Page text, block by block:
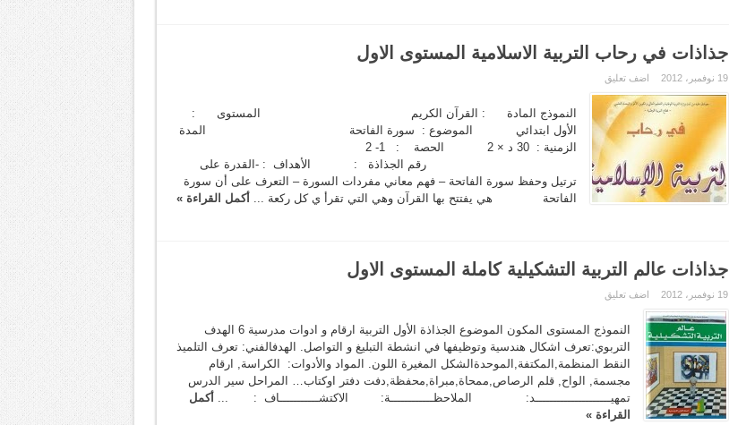
جذاذات في رحاب التربية الاسلامية المستوى الاول
19 نوفمبر، 2012 اضف تعليق
النموذج المادة : القرآن الكريم المستوى :
الأول ابتدائي الموضوع : سورة الفاتحة المدة
رقم الجذاذة : الأهداف : -القدرة على
ترتيل وحفظ سورة الفاتحة – فهم معاني مفردات السورة – التعرف على أن سورة
الفاتحة هي يفتتح بها القرآن وهي التي تقرأ ي كل ركعة ... أكمل القراءة »
جذاذات عالم التربية التشكيلية كاملة المستوى الاول
19 نوفمبر، 2012 اضف تعليق
النموذج المستوى المكون الموضوع الجذاذة الأول التربية ارقام و ادوات مدرسية 6 الهدف
التربوي:تعرف اشكال هندسية وتوظيفها في انشطة التبليغ و التواصل. الهدفالفني: تعرف التلميذ
النقط المنظمة,المكتفة,الموحدةالشكل المغيرة اللون. المواد والأدوات: الكراسة, ارقام
مجسمة, الواح, قلم الرصاص,ممحاة,مبراة,محفظة,دفت دفتر اوكتاب… المراحل سير الدرس
تمهيـــــــــــــــــــــد: الملاحظــــــــــــة: الاكتشـــــــــــاف : ... أكمل
القراءة »